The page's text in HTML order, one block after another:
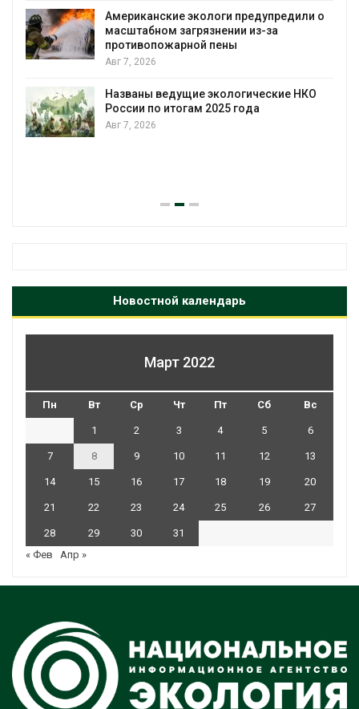
Американские экологи предупредили о
масштабном загрязнении из-за
противопожарной пены
Авг 7, 2026
Названы ведущие экологические НКО
России по итогам 2025 года
Авг 7, 2026
Новостной календарь
Март 2022
Пн Вт Ср Чт Пт Сб Вс
1 2 3 4 5 6
7 8 9 10 11 12 13
14 15 16 17 18 19 20
21 22 23 24 25 26 27
28 29 30
31
« Фев
Апр »